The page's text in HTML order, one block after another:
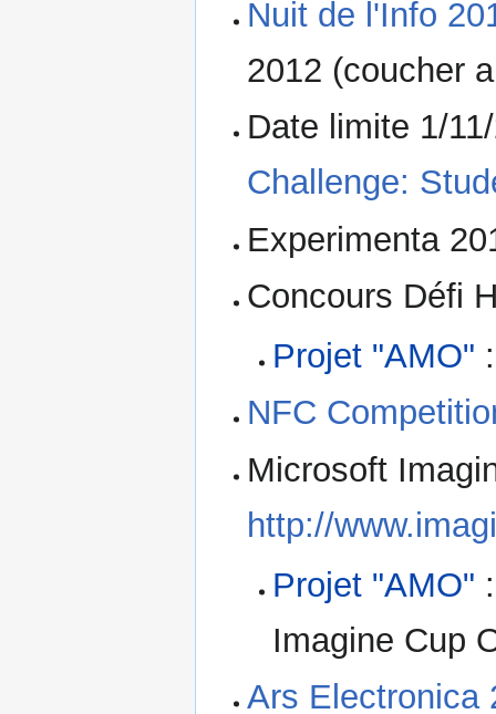
Nuit de l'Info
2012 (coucher
Date limite 1/
Challenge:
Experimenta
Concours Défi
Projet "AMO"
NFC
Microsoft
http://
Projet "AMO"
Imagine Cup
Ars Electronica